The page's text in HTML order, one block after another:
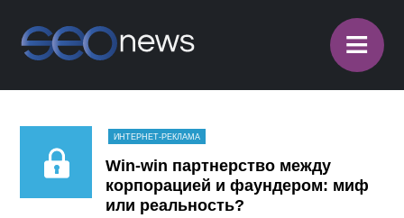
≡
ИНТЕРНЕТ-РЕКЛАМА
Win-win партнерство между
корпорацией и фаундером: миф
или реальность?